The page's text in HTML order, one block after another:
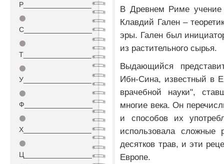
Р_________________
⚫
С_________________
⚫
Т_________________
⚫
У_________________
⚫
Ф_________________
⚫
Х_________________
⚫
Ц_________________
В Древнем Риме учение
Клавдий Гален –
эры. Гален был
из растительного сырья.
Выдающийся
Ибн-Сина, известный в
врачебной науки",
многие века. Он
и способов их
использовала сложные
десятков трав, и эти
Европе.